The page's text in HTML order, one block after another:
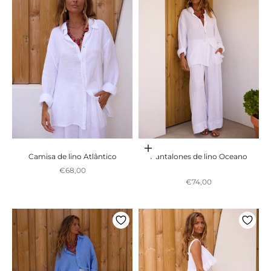
Camisa de lino Atlântico
Preço promocional
€68,00
Adicionar ao carrinho
Pantalones de lino Oceano
Preço promocional
€74,00